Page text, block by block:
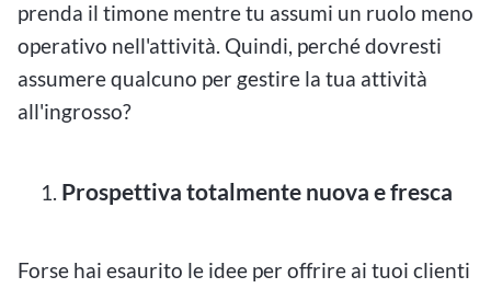
prenda il timone mentre tu assumi un ruolo meno
operativo nell'attività. Quindi, perché dovresti
assumere qualcuno per gestire la tua attività
all'ingrosso?
Prospettiva totalmente nuova e fresca
Forse hai esaurito le idee per offrire ai tuoi clienti